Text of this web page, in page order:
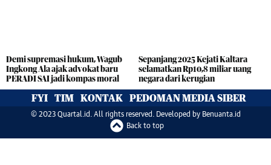
Demi supremasi hukum, Wagub
Ingkong Ala ajak advokat baru
PERADI SAI jadi kompas moral
Sepanjang 2025 Kejati Kaltara
selamatkan Rp10,8 miliar uang
negara dari kerugian
FYI TIM KONTAK PEDOMAN MEDIA SIBER
© 2023 Quartal.id. All rights reserved. Developed by Benuanta.id
Back to top